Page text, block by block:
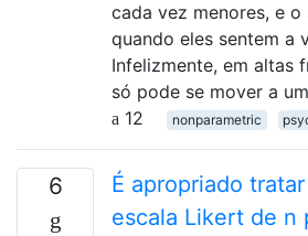
cada vez menores, e
quando eles sentem a
Infelizmente, em altas
só pode se mover a
12
nonparametric
6
É apropriado
escala Likert de n